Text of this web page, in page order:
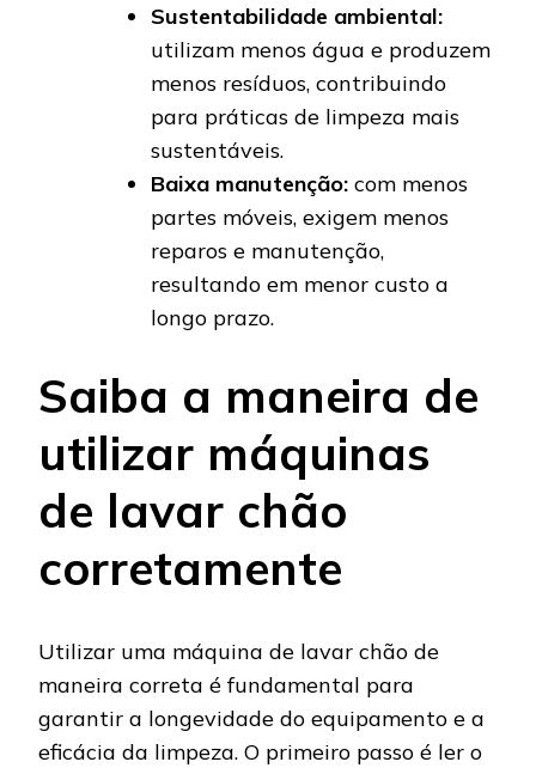
Sustentabilidade ambiental:
utilizam menos água e produzem
menos resíduos, contribuindo
para práticas de limpeza mais
sustentáveis.
Baixa manutenção: com menos
partes móveis, exigem menos
reparos e manutenção,
resultando em menor custo a
longo prazo.
Saiba a maneira de
utilizar máquinas
de lavar chão
corretamente
Utilizar uma máquina de lavar chão de
maneira correta é fundamental para
garantir a longevidade do equipamento e a
eficácia da limpeza. O primeiro passo é ler o